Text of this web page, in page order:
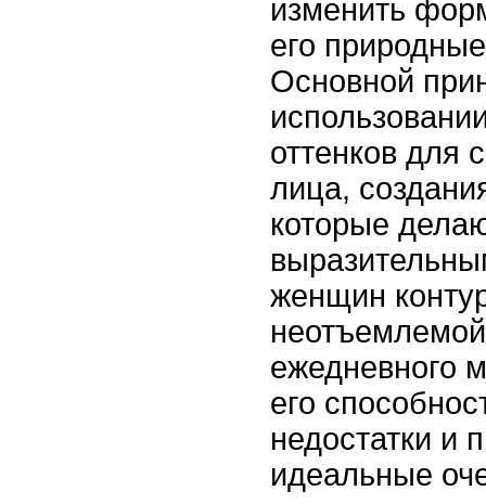
изменить
его
Основной
оттенков для
лица,
которые
женщин
ежедневного
его
недостатки и
идеальные